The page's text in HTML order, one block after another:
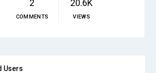
2
COMMENTS
20.6K
VIEWS
Users